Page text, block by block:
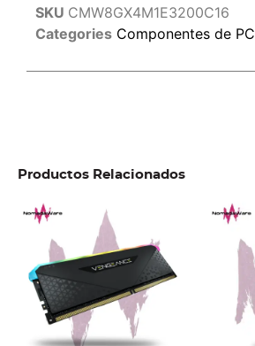
SKU CMW8GX4M1E3200C16
Categories Componentes de PC
Productos Relacionados